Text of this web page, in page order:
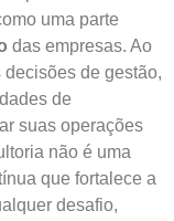
uma parte
das empresas. Ao
de gestão,
de
suas operações
não é uma
que fortalece a
desafio,